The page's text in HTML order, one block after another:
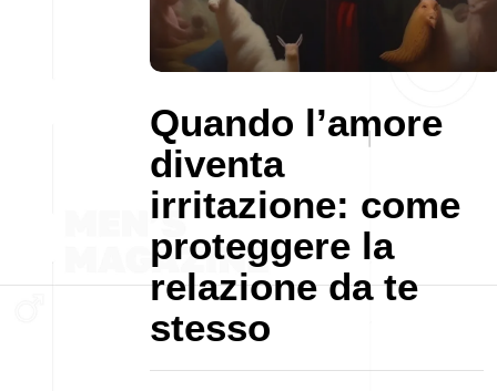
Quando l’amore
diventa
irritazione: come
proteggere la
relazione da te
stesso